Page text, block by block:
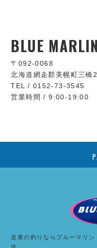
BLUE MARLIN
〒092-0068
北海道網走郡美幌町三橋
TEL / 0152-73-3545
営業時間 / 9:00-19:00
道東の釣りならブルーマリ